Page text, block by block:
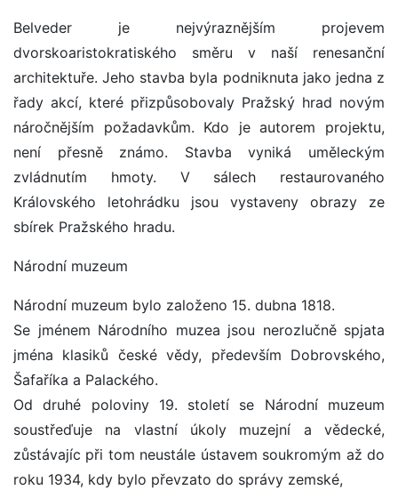
Belveder je nejvýraznějším projevem
dvorskoaristokratiského směru v naší renesanční
architektuře. Jeho stavba byla podniknuta jako jedna z
řady akcí, které přizpůsobovaly Pražský hrad novým
náročnějším požadavkům. Kdo je autorem projektu,
není přesně známo. Stavba vyniká uměleckým
zvládnutím hmoty. V sálech restaurovaného
Královského letohrádku jsou vystaveny obrazy ze
sbírek Pražského hradu.
Národní muzeum
Národní muzeum bylo založeno 15. dubna 1818.
Se jménem Národního muzea jsou nerozlučně spjata
jména klasiků české vědy, především Dobrovského,
Šafaříka a Palackého.
Od druhé poloviny 19. století se Národní muzeum
soustřeďuje na vlastní úkoly muzejní a vědecké,
zůstávajíc při tom neustále ústavem soukromým až do
roku 1934, kdy bylo převzato do správy zemské,